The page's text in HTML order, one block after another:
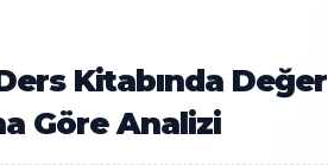
Kitabında Değer
Göre Analizi